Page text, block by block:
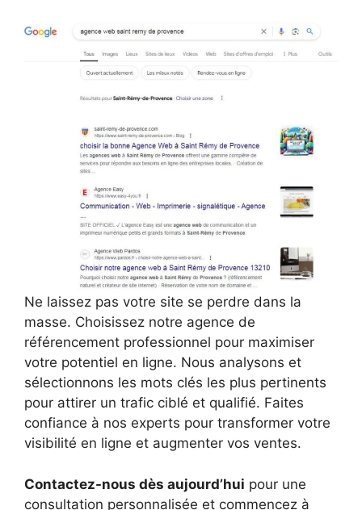
Ne laissez pas votre site se perdre dans la
masse. Choisissez notre agence de
référencement professionnel pour maximiser
votre potentiel en ligne. Nous analysons et
sélectionnons les mots clés les plus pertinents
pour attirer un trafic ciblé et qualifié. Faites
confiance à nos experts pour transformer votre
visibilité en ligne et augmenter vos ventes.
Contactez-nous dès aujourd’hui pour une
consultation personnalisée et commencez à